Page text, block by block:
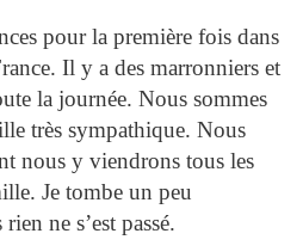
pour la première fois dans
Il y a des marronniers et
la journée. Nous sommes
très sympathique. Nous
nous y viendrons tous les
Je tombe un peu
ne s’est passé.